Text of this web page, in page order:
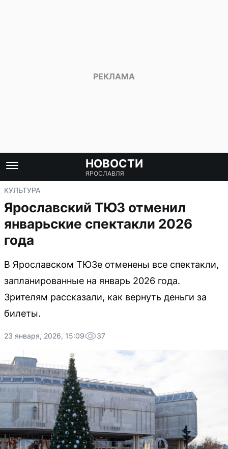
НОВОСТИ
ЯРОСЛАВЛЯ
КУЛЬТУРА
Ярославский ТЮЗ отменил
январьские спектакли 2026
года
В Ярославском ТЮЗе отменены все спектакли,
запланированные на январь 2026 года.
Зрителям рассказали, как вернуть деньги за
билеты.
23 января, 2026, 15:09 37